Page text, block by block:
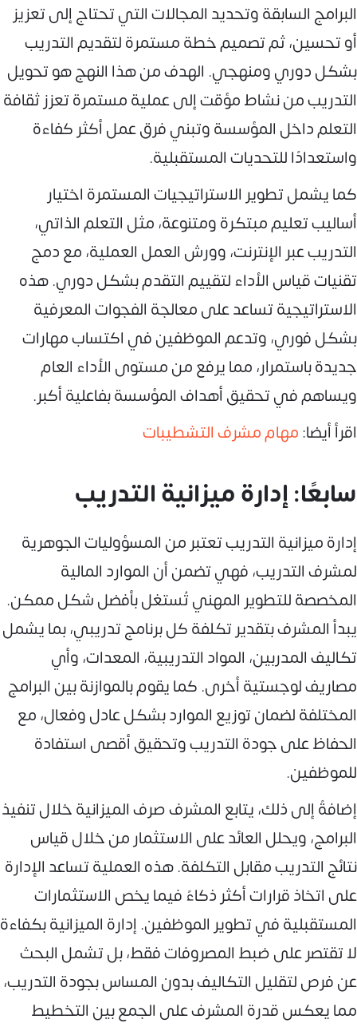
البرامج السابقة وتحديد المجالات التي تحتاج إلى تعزيز
أو تحسين، ثم تصميم خطة مستمرة لتقديم التدريب
بشكل دوري ومنهجي. الهدف من هذا النهج هو تحويل
التدريب من نشاط مؤقت إلى عملية مستمرة تعزز ثقافة
التعلم داخل المؤسسة وتبني فرق عمل أكثر كفاءة
واستعدادًا للتحديات المستقبلية.
كما يشمل تطوير الاستراتيجيات المستمرة اختيار
أساليب تعليم مبتكرة ومتنوعة، مثل التعلم الذاتي،
التدريب عبر الإنترنت، وورش العمل العملية، مع دمج
تقنيات قياس الأداء لتقييم التقدم بشكل دوري. هذه
الاستراتيجية تساعد على معالجة الفجوات المعرفية
بشكل فوري، وتدعم الموظفين في اكتساب مهارات
جديدة باستمرار، مما يرفع من مستوى الأداء العام
ويساهم في تحقيق أهداف المؤسسة بفاعلية أكبر.
اقرأ أيضا:مهام مشرف التشطيبات
سابعًا: إدارة ميزانية التدريب
إدارة ميزانية التدريب تعتبر من المسؤوليات الجوهرية
لمشرف التدريب، فهي تضمن أن الموارد المالية
المخصصة للتطوير المهني تُستغل بأفضل شكل ممكن.
يبدأ المشرف بتقدير تكلفة كل برنامج تدريبي، بما يشمل
تكاليف المدربين، المواد التدريبية، المعدات، وأي
مصاريف لوجستية أخرى. كما يقوم بالموازنة بين البرامج
المختلفة لضمان توزيع الموارد بشكل عادل وفعال، مع
الحفاظ على جودة التدريب وتحقيق أقصى استفادة
للموظفين.
إضافةً إلى ذلك، يتابع المشرف صرف الميزانية خلال تنفيذ
البرامج، ويحلل العائد على الاستثمار من خلال قياس
نتائج التدريب مقابل التكلفة. هذه العملية تساعد الإدارة
على اتخاذ قرارات أكثر ذكاءً فيما يخص الاستثمارات
المستقبلية في تطوير الموظفين. إدارة الميزانية بكفاءة
لا تقتصر على ضبط المصروفات فقط، بل تشمل البحث
عن فرص لتقليل التكاليف بدون المساس بجودة التدريب،
مما يعكس قدرة المشرف على الجمع بين التخطيط